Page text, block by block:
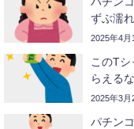
ずぶ濡
2025年4月
このT
らえる
2025年3月
パチン